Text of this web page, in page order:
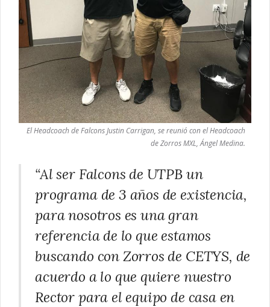
El Headcoach de Falcons Justin Carrigan, se reunió con el Headcoach
de Zorros MXL, Ángel Medina.
“Al ser Falcons de UTPB un
programa de 3 años de existencia,
para nosotros es una gran
referencia de lo que estamos
buscando con Zorros de CETYS, de
acuerdo a lo que quiere nuestro
Rector para el equipo de casa en